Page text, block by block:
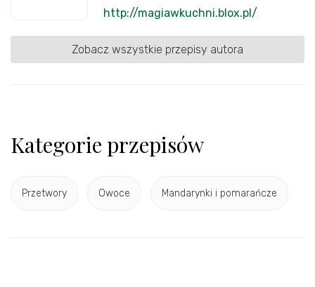
http://magiawkuchni.blox.pl/
Zobacz wszystkie przepisy autora
Kategorie przepisów
Przetwory Owoce Mandarynki i pomarańcze